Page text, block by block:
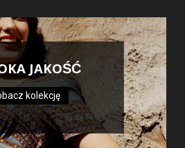
JAKOŚĆ
kolekcję